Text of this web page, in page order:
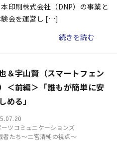
印刷株式会社（DNP）の事業と
験会を運営し […]
続きを読む
＆宇山賢（スマートフェン
＜前編＞「誰もが簡単に安
める」
ーツコミュニケーションズ
者たち〜二宮清純の視点〜